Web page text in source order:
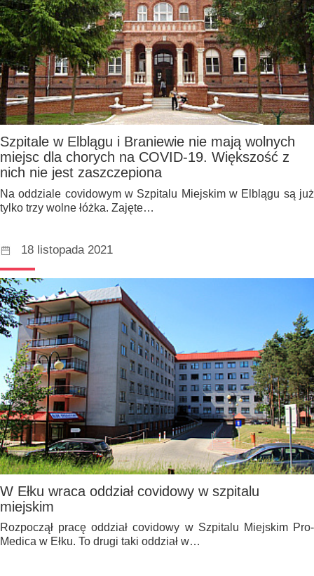
Szpitale w Elblągu i Braniewie nie mają wolnych
miejsc dla chorych na COVID-19. Większość z
nich nie jest zaszczepiona
Na oddziale covidowym w Szpitalu Miejskim w Elblągu są już
tylko trzy wolne łóżka. Zajęte…
18 listopada 2021
W Ełku wraca oddział covidowy w szpitalu
miejskim
Rozpoczął pracę oddział covidowy w Szpitalu Miejskim Pro-
Medica w Ełku. To drugi taki oddział w…